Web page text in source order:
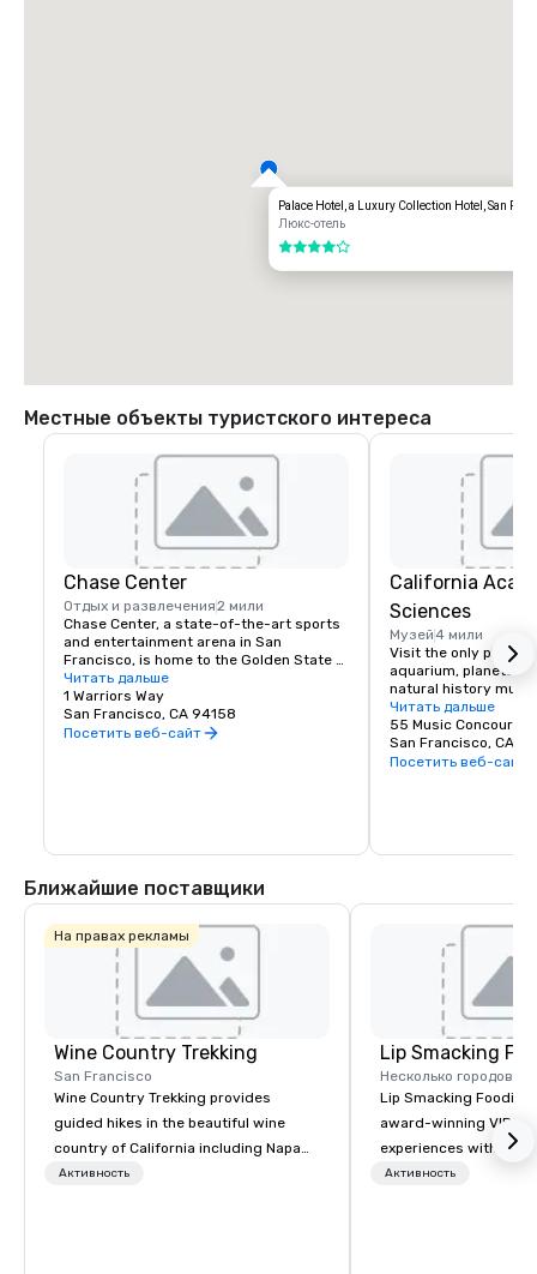
Palace Hotel, a Luxury Collection Hotel, San
Люкс-отель
4 из 5
Местные объекты туристского интереса
Chase Center
Отдых и развлечения2 мили
Chase Center, a state-of-the-art sports
and entertainment arena in San
Francisco, is home to the Golden State
Warriors and nearly 200 events per year.
Читать дальше
1 Warriors Way
San Francisco, CA 94158
Посетить веб-сайт
California
Sciences
Музей4 мили
Visit the only place
aquarium,
natural history
living roof.
Читать дальше
55 Music Concourse
San Francisco, CA
Посетить веб-сайт
Ближайшие поставщики
На правах рекламы
Wine Country Trekking
San Francisco
Wine Country Trekking provides
guided hikes in the beautiful wine
country of California including Napa
and Sonoma Valleys. These
Активность
Lip Smacking
Несколько городов
Lip Smacking Foodie
award-winning VIP
experiences with
restaurants
Активность